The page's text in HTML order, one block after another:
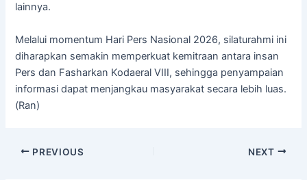
lainnya.
Melalui momentum Hari Pers Nasional 2026, silaturahmi ini
diharapkan semakin memperkuat kemitraan antara insan
Pers dan Fasharkan Kodaeral VIII, sehingga penyampaian
informasi dapat menjangkau masyarakat secara lebih luas.
(Ran)
PREVIOUS NEXT